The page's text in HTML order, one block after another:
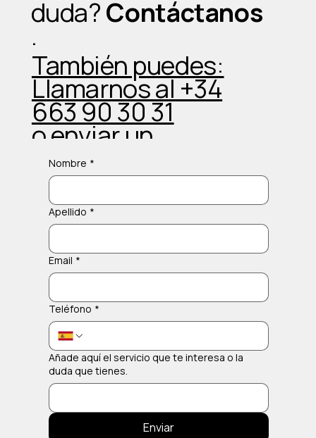
duda?Contáctanos
.
También puedes:
Llamarnos al +34
663 90 30 31
o enviar un
Whatsapp
Nombre *
Apellido *
Email *
Teléfono *
Añade aquí el servicio que te interesa o la
duda que tienes.
Enviar